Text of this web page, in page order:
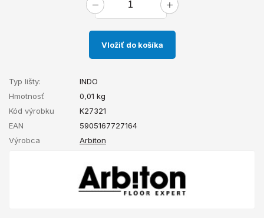
Vložiť do košíka
Typ lišty:
INDO
Hmotnosť
0,01 kg
Kód výrobku
K27321
EAN
5905167727164
Výrobca
Arbiton